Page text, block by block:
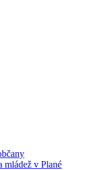
mládež v Plané